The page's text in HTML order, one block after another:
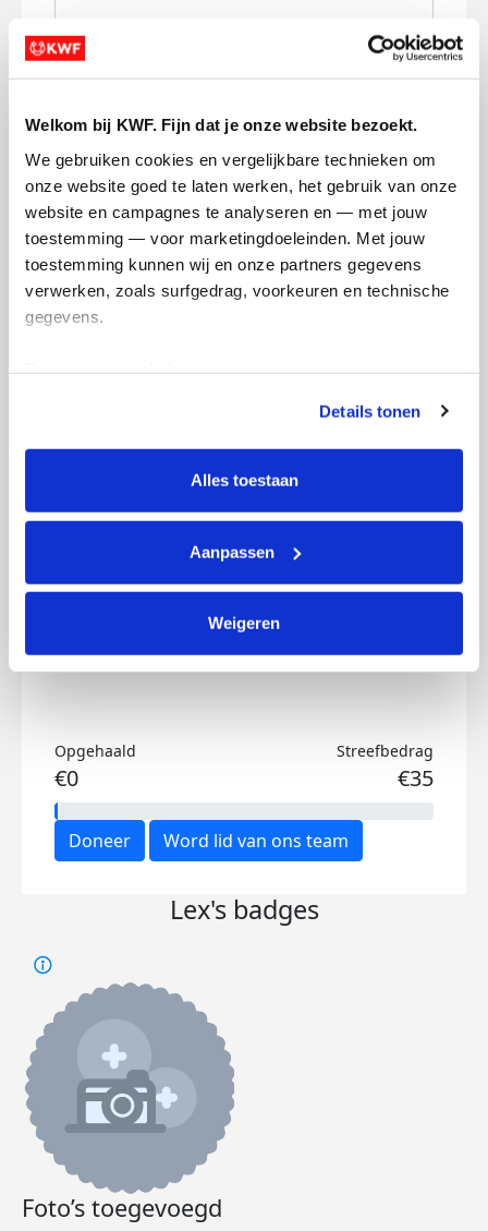
Welkom bij KWF. Fijn dat je onze website bezoekt.
We gebruiken cookies en vergelijkbare technieken om
onze website goed te laten werken, het gebruik van onze
website en campagnes te analyseren en — met jouw
toestemming — voor marketingdoeleinden. Met jouw
toestemming kunnen wij en onze partners gegevens
verwerken, zoals surfgedrag, voorkeuren en technische
gegevens.
tonen. Je kunt je toestemming op elk moment wijzigen of
intrekken via Cookie instellingen onderaan de pagina. De
lijst met cookies is te vinden in het tabblad “details”.
Details tonen
Alles toestaan
Aanpassen
Weigeren
Volgende
Creditcard
Ik wil bijdragen aan de transactiekosten
Doneer nu
Opgehaald
€0
Streefbedrag
€35
Doneer Word lid van ons team
Lex's badges
Foto’s toegevoegd